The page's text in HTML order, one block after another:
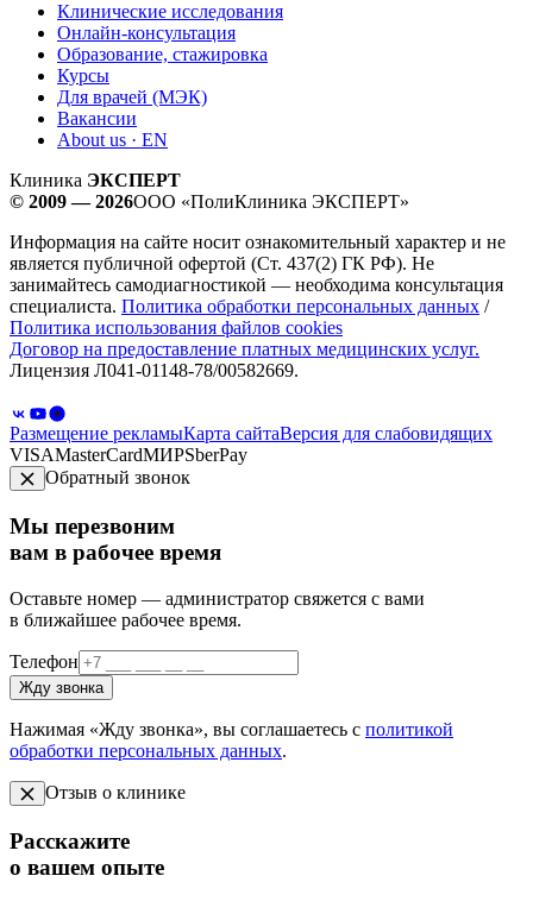
Клинические исследования
Онлайн-консультация
Образование, стажировка
Курсы
Для врачей (МЭК)
Вакансии
About us · EN
Клиника ЭКСПЕРТ
© 2009 — 2026ООО «ПолиКлиника ЭКСПЕРТ»
Информация на сайте носит ознакомительный характер и не
является публичной офертой (Ст. 437(2) ГК РФ). Не
занимайтесь самодиагностикой — необходима консультация
специалиста. Политика обработки персональных данных /
Политика использования файлов cookies
Договор на предоставление платных медицинских услуг.
Лицензия Л041-01148-78/00582669.
Размещение рекламыКарта сайтаВерсия для слабовидящих
VISAMasterCardМИРSberPay
Обратный звонок
Мы перезвоним
вам в рабочее время
Оставьте номер — администратор свяжется с вами
в ближайшее рабочее время.
Телефон
Жду звонка
Нажимая «Жду звонка», вы соглашаетесь с политикой
обработки персональных данных.
Отзыв о клинике
Расскажите
о вашем опыте